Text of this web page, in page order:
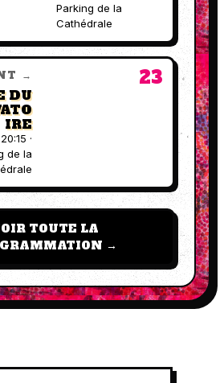
Parking de la
Cathédrale
→
DU
IRE
·
de la
23
TOUTE LA
→